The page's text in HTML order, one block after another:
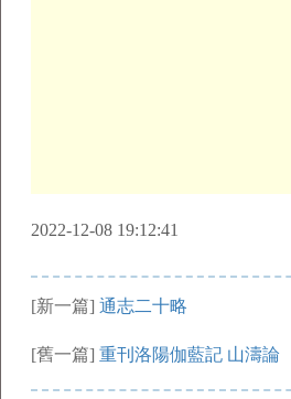
2022-12-08 19:12:41
[新一篇] 通志二十略
[舊一篇] 重刊洛陽伽藍記 山濤論